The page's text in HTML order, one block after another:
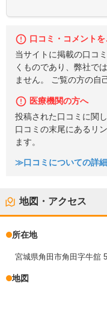
口コミ・コメント
当サイトに掲載の口コ
くものであり、弊社で
ません。 ご覧の方の自
医療機関の方へ
投稿された口コミに関
口コミの末尾にあるリ
ます。
≫口コミについての詳細
地図・アクセス
所在地
宮城県角田市角田字牛舘
地図